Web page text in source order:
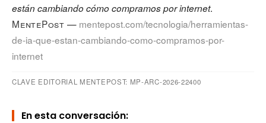
están cambiando cómo compramos por internet.
MentePost — mentepost.com/tecnologia/herramientas-
de-ia-que-estan-cambiando-como-compramos-por-
internet
CLAVE EDITORIAL MENTEPOST: MP-ARC-2026-22400
En esta conversación: